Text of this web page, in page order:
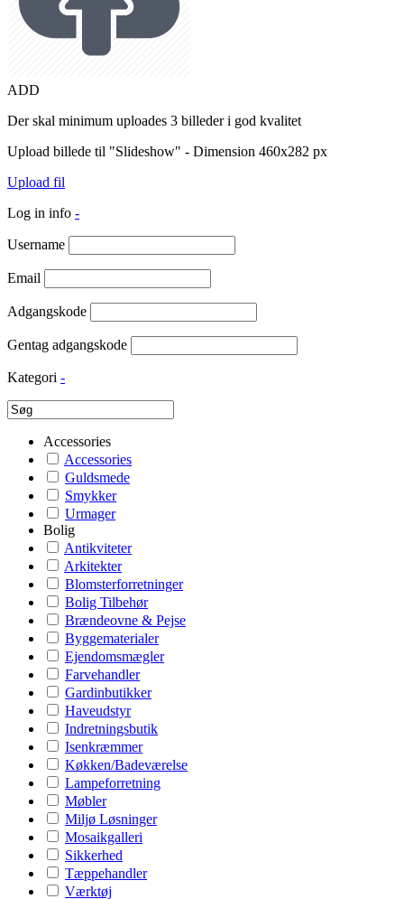
ADD
Der skal minimum uploades 3 billeder i god kvalitet
Upload billede til "Slideshow" - Dimension 460x282 px
Upload fil
Log in info -
Username
Email
Adgangskode
Gentag adgangskode
Kategori -
Accessories
Accessories
Guldsmede
Smykker
Urmager
Bolig
Antikviteter
Arkitekter
Blomsterforretninger
Bolig Tilbehør
Brændeovne & Pejse
Byggematerialer
Ejendomsmægler
Farvehandler
Gardinbutikker
Haveudstyr
Indretningsbutik
Isenkræmmer
Køkken/Badeværelse
Lampeforretning
Møbler
Miljø Løsninger
Mosaikgalleri
Sikkerhed
Tæppehandler
Værktøj